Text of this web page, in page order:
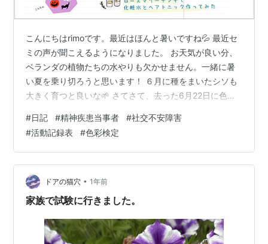
こんにちはrimoです。最近はほんと暑いですね💦 最近セ
ミの声が聞こえるようになりました。 お天気が良い分、
ベランダの植物たちの水やりも欠かせません。一緒に暑
い夏を乗り切ろうと思います！ ６月に種をまいたシソも
大きく育つと良いな🌱 さてさて、去った6月22日に色彩
中旬） １か月半ほど勉強していてがんばったので、終わ
って空気が抜けた風船のようにしばらくの間、やる気が
出なくなっていました🎈 その数日後に健康診断もあった
ので、苦手な採血や胃カメラでさらにぐったりでした
_(┐「ε:)_ や～大人って大変💦 これからも疲れた時は休ん
だり手を抜いたりするこ…
#日記 #精神疾患当事者 #社交不安障害
#活動記録表 #色彩検定
ドアの猫穴 • 1年前
家族で試験に行きました。